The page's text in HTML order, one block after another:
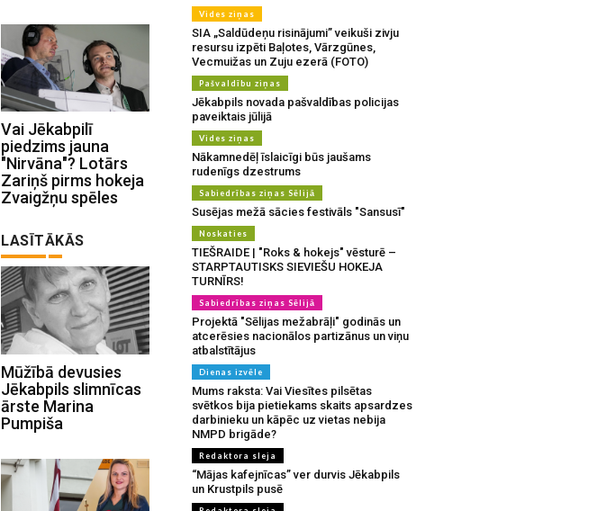
Vai Jēkabpilī
piedzims jauna
"Nirvāna"? Lotārs
Zariņš pirms hokeja
Zvaigžņu spēles
LASĪTĀKĀS
Mūžībā devusies
Jēkabpils slimnīcas
ārste Marina
Pumpiša
Vides ziņas
SIA „Saldūdeņu risinājumi” veikuši zivju
resursu izpēti Baļotes, Vārzgūnes,
Vecmuižas un Zuju ezerā (FOTO)
Pašvaldību ziņas
Jēkabpils novada pašvaldības policijas
paveiktais jūlijā
Vides ziņas
Nākamnedēļ īslaicīgi būs jaušams
rudenīgs dzestrums
Sabiedrības ziņas Sēlijā
Susējas mežā sācies festivāls "Sansusī"
Noskaties
TIEŠRAIDE | "Roks & hokejs" vēsturē –
STARPTAUTISKS SIEVIEŠU HOKEJA
TURNĪRS!
Sabiedrības ziņas Sēlijā
Projektā "Sēlijas mežabrāļi" godinās un
atcerēsies nacionālos partizānus un viņu
atbalstītājus
Dienas izvēle
Mums raksta: Vai Viesītes pilsētas
svētkos bija pietiekams skaits apsardzes
darbinieku un kāpēc uz vietas nebija
NMPD brigāde?
Redaktora sleja
“Mājas kafejnīcas” ver durvis Jēkabpils
un Krustpils pusē